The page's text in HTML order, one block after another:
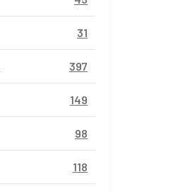
31
397
149
98
118